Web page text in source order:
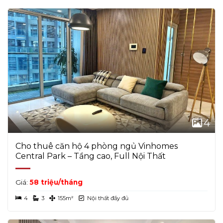
Landmark 4 Vinhomestầng trung, view
Landmark 81, nội thất đầy đủ và tiện ích hoàn hảo.
Liên hệ ngay để xem nhà và nhận ưu đãi tốt nhất!
Thuê Căn Hộ Thảo Điền Pearl
Thuê Căn Hộ The Ascent
Thuê Căn Hộ The Manor
Thuê Căn Hộ Tropic Garden
Thuê Căn Hộ Vinhomes Golden River
Thuê Căn Hộ Xi Riverview Palace
Thuê Chung Cư Nguyễn Ngọc Phương
4
Cho thuê căn hộ 4 phòng ngủ Vinhomes
Central Park – Tầng cao, Full Nội Thất
Giá:58 triệu/tháng
4 3 155m² Nội thất đầy đủ